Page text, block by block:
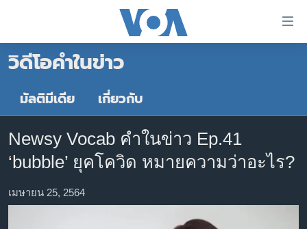
ต่อ
เนื้อหา
ข้าม
ไป
หลัก
หน้าหลัก
โลก
เอเชีย
สหรัฐฯ
ไทย
ธุรกิจ
วิดีโอคำในข่าว
มัลติมีเดีย เกี่ยวกับ
Newsy Vocab คำในข่าว Ep.41
‘bubble’ ยุคโควิด หมายความว่าอะไร?
เมษายน 25, 2564